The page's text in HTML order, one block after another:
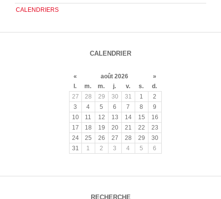
CALENDRIERS
CALENDRIER
« août 2026
»
l.
m. m. j. v. s.
d.
27
28 29 30 31 1
2
3
4 5 6 7 8
9
10
11 12 13 14 15
16
17
18 19 20 21 22
23
24
25 26 27 28 29
30
31
1 2 3 4 5 6
RECHERCHE